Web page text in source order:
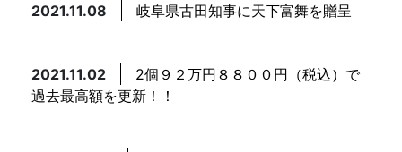
2021.11.08 岐阜県古田知事に天下富舞を贈呈
2021.11.02
2個９２万円８８００円（税込）で
過去最高額を更新！！